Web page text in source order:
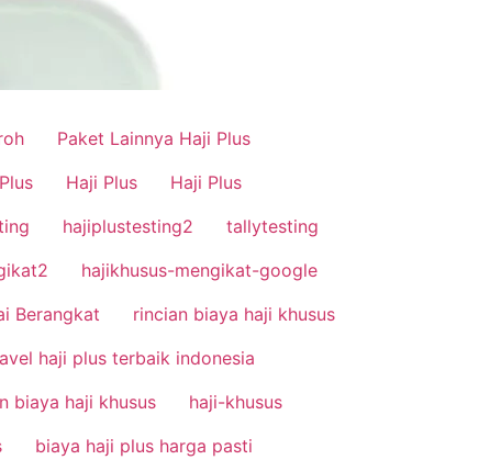
Paket Lainnya Haji Plus
Haji Plus
Haji Plus
hajiplustesting2
tallytesting
hajikhusus-mengikat-google
Berangkat
rincian biaya haji khusus
haji plus terbaik indonesia
biaya haji khusus
haji-khusus
biaya haji plus harga pasti